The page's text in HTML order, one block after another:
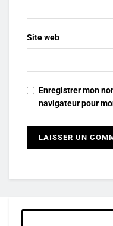
Site web
Enregistrer mon
navigateur pour